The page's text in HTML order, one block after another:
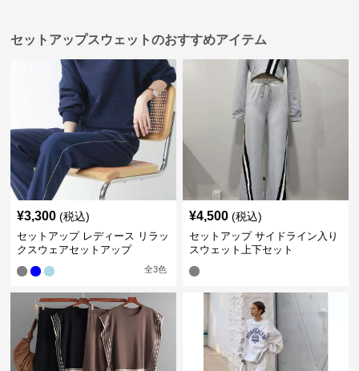
セットアップスウェットのおすすめアイテム
¥3,300 (税込)
セットアップ レディース リラッ
クスウェアセットアップ
全3色
¥4,500 (税込)
セットアップ サイドライン入り
スウェット上下セット